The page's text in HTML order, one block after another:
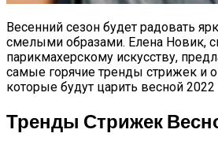
Весенний сезон будет радовать
смелыми образами. Елена Новик,
парикмахерскому искусству,
самые горячие тренды стрижек и
которые будут царить весной 2022
Тренды Стрижек